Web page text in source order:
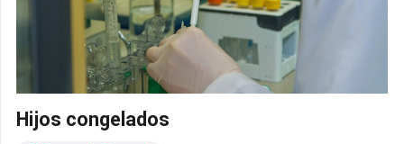
Hijos congelados